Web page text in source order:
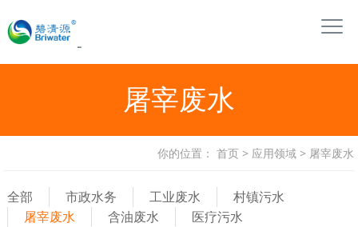
屠宰废水
你的位置： 首页 > 应用领域 > 屠宰废水
全部 市政水务 工业废水
村镇污水
屠宰废水
含油废水
医疗污水